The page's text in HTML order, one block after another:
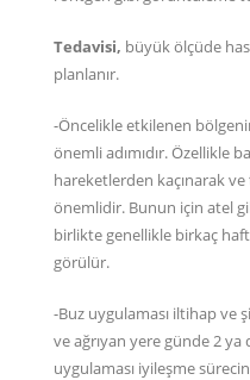
Tedavisi, büyük ölçüde
planlanır.
-Öncelikle etkilenen
önemli adımıdır. Özellikle
hareketlerden kaçınarak
önemlidir. Bunun için atel
birlikte genellikle birkaç
görülür.
-Buz uygulaması iltihap ve
ve ağrıyan yere günde 2
uygulaması iyileşme